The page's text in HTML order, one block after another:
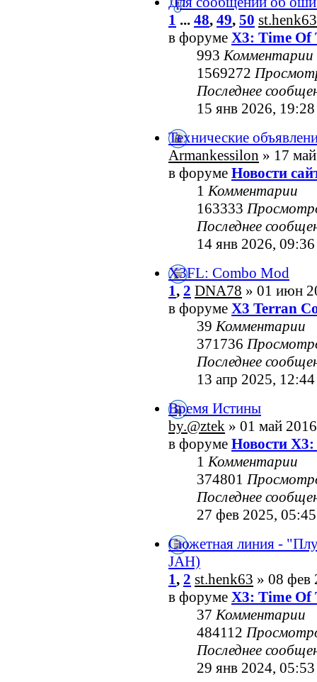
1 ... 48, 49, 50 st.henk63
в форуме X3: Time Of
993Комментарии
1569272
Последнее
15 янв 2026, 19:28
Технические
Armankessilon » 17
в форуме Новости
1Комментарии
163333
Последнее
14 янв 2026, 09:36
X3FL: Combo Mod
1, 2 DNA78 » 01 июн
в форуме X3 Terran
39Комментарии
371736
Последнее
13 апр 2025, 12:44
Время Истины
by.@ztek » 01 май
в форуме Новости
1Комментарии
374801
Последнее
27 фев 2025, 05:45
Сюжетная линия -
JAH)
1, 2 st.henk63 » 08 фев
в форуме X3: Time Of
37Комментарии
484112
Последнее
29 янв 2024, 05:53